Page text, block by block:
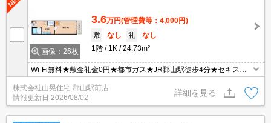
画像：26枚
3.6万円(管理費等：4,000円)
敷
なし 礼
なし
1階
1K 24.73m²
Wi-Fi無料★敷金礼金0円★都市ガス★JR郡山駅徒歩4分★セキスイ
ンビニ、スーパー、銀行が近くにあり住環境充実☆お風呂、トイレ
が別のセパレートタイプで、システムキッチンやエアコンなど設備
も充実♪♪
株式会社山晃住宅 郡山駅前店
情報更新日 2026/08/02
詳細を見る